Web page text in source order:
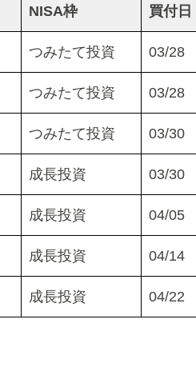
NISA枠 買付日
つみたて投資 03/28
つみたて投資 03/28
つみたて投資 03/30
成長投資 03/30
成長投資 04/05
成長投資 04/14
成長投資 04/22